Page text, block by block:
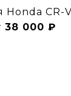
Honda CR-
38 000 ₽